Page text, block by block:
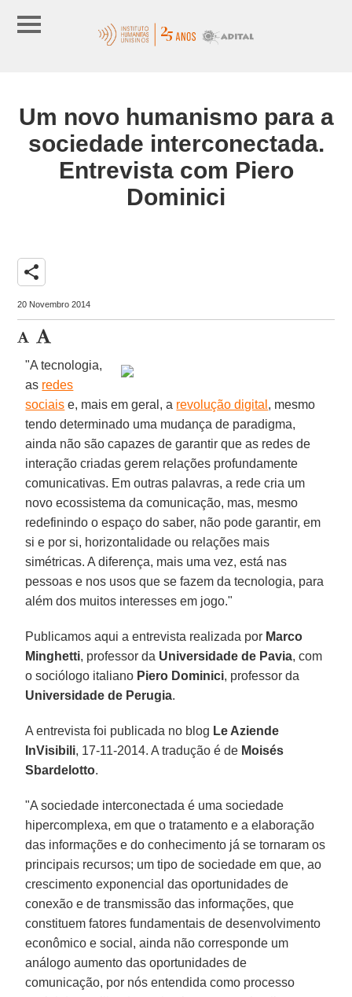
Um novo humanismo para a
sociedade interconectada.
Entrevista com Piero
Dominici
share
20 Novembro 2014
"A tecnologia,
as redes
sociais e, mais em geral, a revolução digital , mesmo
tendo determinado uma mudança de paradigma,
ainda não são capazes de garantir que as redes de
interação criadas gerem relações profundamente
comunicativas. Em outras palavras, a rede cria um
novo ecossistema da comunicação, mas, mesmo
redefinindo o espaço do saber, não pode garantir, em
si e por si, horizontalidade ou relações mais
simétricas. A diferença, mais uma vez, está nas
pessoas e nos usos que se fazem da tecnologia, para
além dos muitos interesses em jogo."
Publicamos aqui a entrevista realizada por Marco
Minghetti, professor da Universidade de Pavia, com
o sociólogo italiano Piero Dominici, professor da
Universidade de Perugia.
A entrevista foi publicada no blog Le Aziende
InVisibili, 17-11-2014. A tradução é de Moisés
Sbardelotto.
"A sociedade interconectada é uma sociedade
hipercomplexa, em que o tratamento e a elaboração
das informações e do conhecimento já se tornaram os
principais recursos; um tipo de sociedade em que, ao
crescimento exponencial das oportunidades de
conexão e de transmissão das informações, que
constituem fatores fundamentais de desenvolvimento
econômico e social, ainda não corresponde um
análogo aumento das oportunidades de
comunicação, por nós entendida como processo